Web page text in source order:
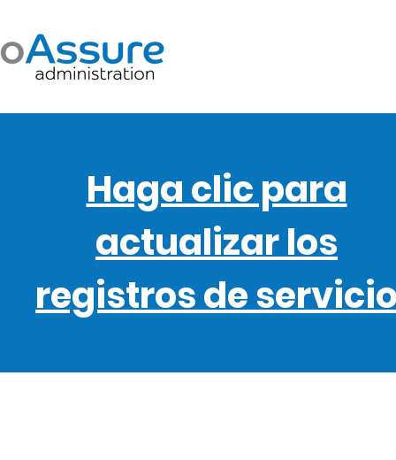
Haga clic para
actualizar los
registros de